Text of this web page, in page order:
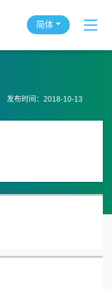
简体
发布时间：2018-10-13